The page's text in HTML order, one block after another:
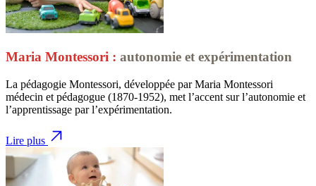
Maria Montessori : autonomie et expérimentation
La pédagogie Montessori, développée par Maria Montessori
médecin et pédagogue (1870-1952), met l’accent sur l’autonomie et
l’apprentissage par l’expérimentation.
Lire plus